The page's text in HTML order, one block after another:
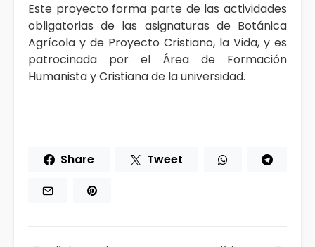
Este proyecto forma parte de las actividades
obligatorias de las asignaturas de Botánica
Agrícola y de Proyecto Cristiano, la Vida, y es
patrocinada por el Área de Formación
Humanista y Cristiana de la universidad.
Share Tweet